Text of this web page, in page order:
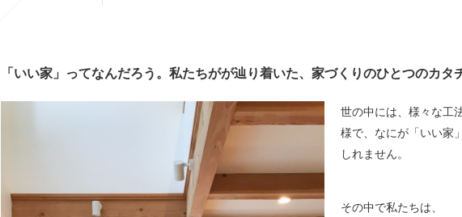
「いい家」ってなんだろう。私たちがが辿り着いた、家づくりのひとつのカタ
世の中には、様々な工
様で、なにが「いい家
しれません。
その中で私たちは、